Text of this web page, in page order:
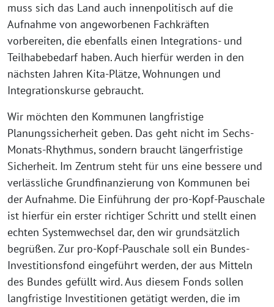
muss sich das Land auch innenpolitisch auf die
Aufnahme von angeworbenen Fachkräften
vorbereiten, die ebenfalls einen Integrations- und
Teilhabebedarf haben. Auch hierfür werden in den
nächsten Jahren Kita-Plätze, Wohnungen und
Integrationskurse gebraucht.
Wir möchten den Kommunen langfristige
Planungssicherheit geben. Das geht nicht im Sechs-
Monats-Rhythmus, sondern braucht längerfristige
Sicherheit. Im Zentrum steht für uns eine bessere und
verlässliche Grundfinanzierung von Kommunen bei
der Aufnahme. Die Einführung der pro-Kopf-Pauschale
ist hierfür ein erster richtiger Schritt und stellt einen
echten Systemwechsel dar, den wir grundsätzlich
begrüßen. Zur pro-Kopf-Pauschale soll ein Bundes-
Investitionsfond eingeführt werden, der aus Mitteln
des Bundes gefüllt wird. Aus diesem Fonds sollen
langfristige Investitionen getätigt werden, die im